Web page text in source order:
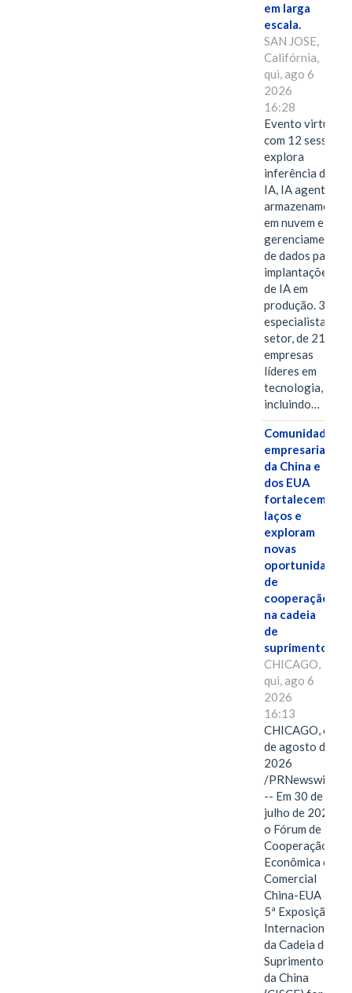
em larga
escala.
SAN JOSE,
Califórnia,
qui, ago 6
2026
16:28
Evento virtual
com 12 sessões
explora
inferência de
IA, IA agentiva,
armazenamento
em nuvem e
gerenciamento
de dados para
implantações
de IA em
produção. 38
especialistas do
setor, de 21
empresas
líderes em
tecnologia,
incluindo…
Comunidades
empresariais
da China e
dos EUA
fortalecem
laços e
exploram
novas
oportunidades
de
cooperação
na cadeia
de
suprimentos.
CHICAGO,
qui, ago 6
2026
16:13
CHICAGO, 6
de agosto de
2026
/PRNewswire/
-- Em 30 de
julho de 2026,
o Fórum de
Cooperação
Econômica e
Comercial
China-EUA e a
5ª Exposição
Internacional
da Cadeia de
Suprimentos
da China